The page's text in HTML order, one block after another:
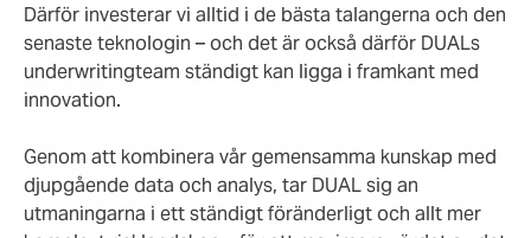
Därför investerar vi alltid i de bästa talangerna och den
senaste teknologin – och det är också därför DUALs
underwritingteam ständigt kan ligga i framkant med
innovation.
Genom att kombinera vår gemensamma kunskap med
djupgående data och analys, tar DUAL sig an
utmaningarna i ett ständigt föränderligt och allt mer